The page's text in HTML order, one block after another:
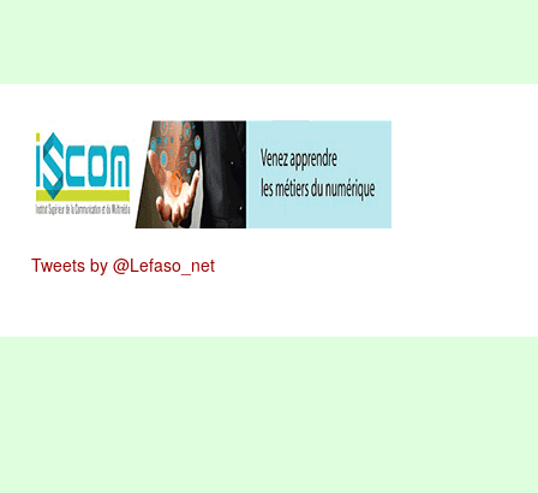
Tweets by @Lefaso_net